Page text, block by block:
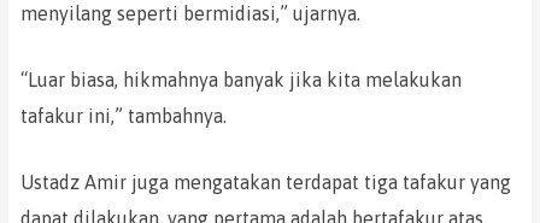
menyilang seperti bermidiasi,” ujarnya.
“Luar biasa, hikmahnya banyak jika kita melakukan
tafakur ini,” tambahnya.
Ustadz Amir juga mengatakan terdapat tiga tafakur yang
dapat dilakukan, yang pertama adalah bertafakur atas